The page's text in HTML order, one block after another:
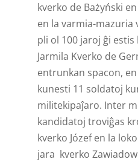
kverko de Bażyński
en la varmia-mazuria
pli ol 100 jaroj ĝi estis
Jarmila Kverko de
entrunkan spacon,
kunesti 11 soldatoj
militekipaĵaro. Inter
kandidatoj troviĝas
kverko Józef en la
jara kverko